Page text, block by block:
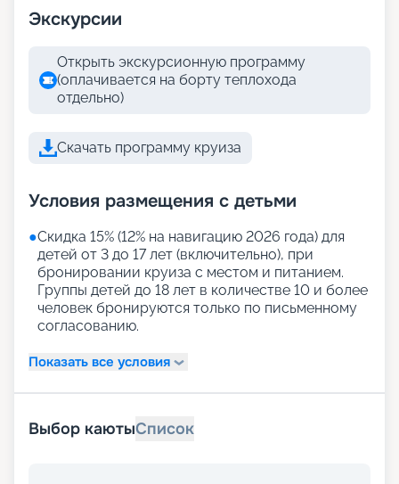
Экскурсии
Открыть экскурсионную программу
(оплачивается на борту теплохода
отдельно)
Скачать программу круиза
Условия размещения с детьми
●Скидка 15% (12% на навигацию 2026 года) для
детей от 3 до 17 лет (включительно), при
бронировании круиза с местом и питанием.
Группы детей до 18 лет в количестве 10 и более
человек бронируются только по письменному
согласованию.
Показать все условия
Выбор каютыСписок